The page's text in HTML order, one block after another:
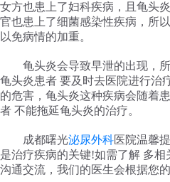
女方也患上了妇科疾病，且龟头
官也患上了细菌感染性疾病，所
以免病情的加重。
龟头炎会导致早泄的出现，
龟头炎患者 要及时去医院进行治
的危害，龟头炎这种疾病会随着
者 不能拖延龟头炎的治疗。
成都曙光泌尿外科医院温馨
是治疗疾病的关键!如需了解 多
沟通交流，我们的医生会根据您